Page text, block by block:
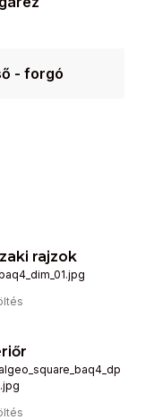
- forgó
rajzok